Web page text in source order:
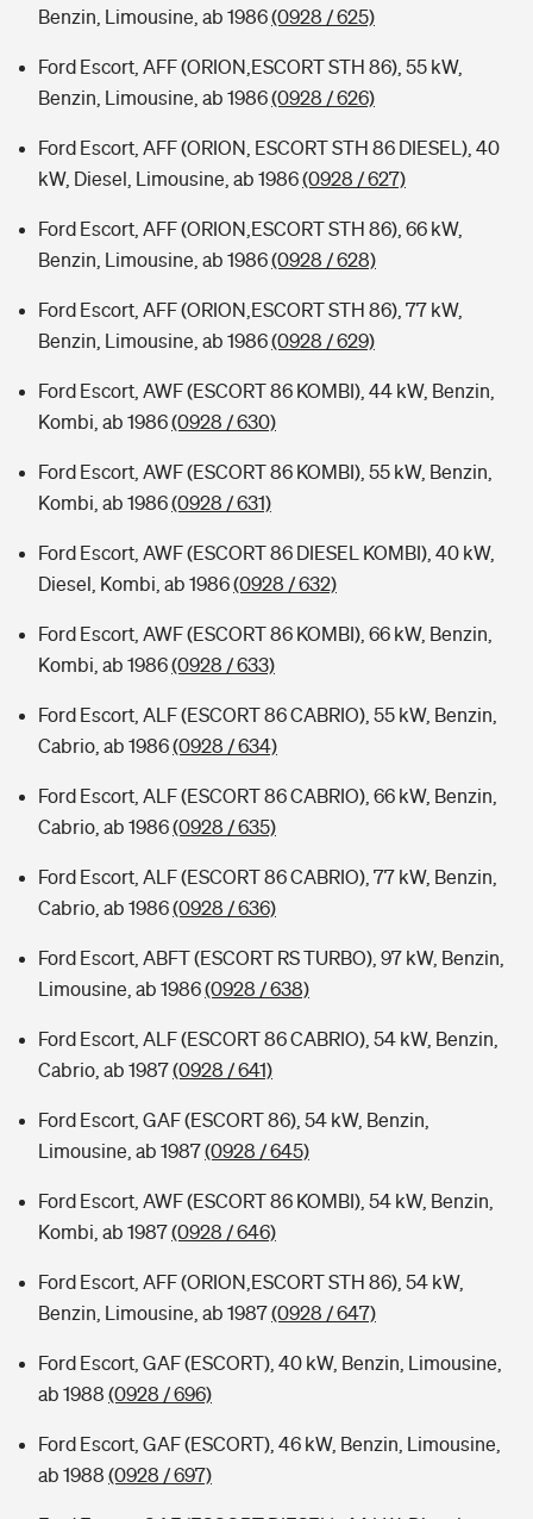
Benzin, Limousine, ab 1986(0928 / 625)
Ford Escort, AFF (ORION,ESCORT STH 86), 55 kW,
Benzin, Limousine, ab 1986(0928 / 626)
Ford Escort, AFF (ORION, ESCORT STH 86 DIESEL), 40
kW, Diesel, Limousine, ab 1986(0928 / 627)
Ford Escort, AFF (ORION,ESCORT STH 86), 66 kW,
Benzin, Limousine, ab 1986(0928 / 628)
Ford Escort, AFF (ORION,ESCORT STH 86), 77 kW,
Benzin, Limousine, ab 1986(0928 / 629)
Ford Escort, AWF (ESCORT 86 KOMBI), 44 kW, Benzin,
Kombi, ab 1986(0928 / 630)
Ford Escort, AWF (ESCORT 86 KOMBI), 55 kW, Benzin,
Kombi, ab 1986(0928 / 631)
Ford Escort, AWF (ESCORT 86 DIESEL KOMBI), 40 kW,
Diesel, Kombi, ab 1986(0928 / 632)
Ford Escort, AWF (ESCORT 86 KOMBI), 66 kW, Benzin,
Kombi, ab 1986(0928 / 633)
Ford Escort, ALF (ESCORT 86 CABRIO), 55 kW, Benzin,
Cabrio, ab 1986(0928 / 634)
Ford Escort, ALF (ESCORT 86 CABRIO), 66 kW, Benzin,
Cabrio, ab 1986(0928 / 635)
Ford Escort, ALF (ESCORT 86 CABRIO), 77 kW, Benzin,
Cabrio, ab 1986(0928 / 636)
Ford Escort, ABFT (ESCORT RS TURBO), 97 kW, Benzin,
Limousine, ab 1986(0928 / 638)
Ford Escort, ALF (ESCORT 86 CABRIO), 54 kW, Benzin,
Cabrio, ab 1987(0928 / 641)
Ford Escort, GAF (ESCORT 86), 54 kW, Benzin,
Limousine, ab 1987(0928 / 645)
Ford Escort, AWF (ESCORT 86 KOMBI), 54 kW, Benzin,
Kombi, ab 1987(0928 / 646)
Ford Escort, AFF (ORION,ESCORT STH 86), 54 kW,
Benzin, Limousine, ab 1987(0928 / 647)
Ford Escort, GAF (ESCORT), 40 kW, Benzin, Limousine,
ab 1988 (0928 / 696)
Ford Escort, GAF (ESCORT), 46 kW, Benzin, Limousine,
ab 1988 (0928 / 697)